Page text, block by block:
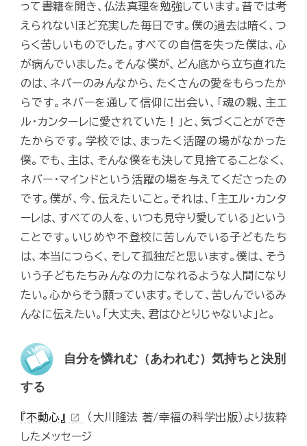
って書籍を開き、仏法真理を勉強しています。昔では考
えられないほど充実した毎日です。僕の過去は暗く、つ
らく苦しいものでした。すべての自信を失った僕は、心
が病んでいました。そんな僕が、どん底から立ち直れた
のは、ネバーのみんなから、たくさんの愛をもらったか
らです。ネバーを通して信仰に出会い、「魂の親、主エ
ル・カンターレに愛されていた！」と、気づくことができ
たからです。学校では、まったく活躍の場がなかった
僕。でも、主は、そんな僕をも決して見捨てることなく、
ネバー・マインドという活躍の場を与えてくださったの
です。僕が、今、伝えたいこと。それは、「主エル・カンタ
ーレは、すべての人を、いつも見守り愛している」という
ことです。いじめや不登校に苦しんでいる子どもたち
は、本当につらく、そして孤独だと思います。僕は、そう
いう子どもたちみんなの力になれるような人間になり
たい。心からそう願っています。そして、苦しんでいるみ
んなに伝えたい。「大丈夫、君はひとりじゃないよ」と。
自分を憐れむ（あわれむ）気持ちと決別
する
『不動心』 open_in_new
（大川隆法 著/幸福の科学出版）より抜粋
したメッセージ